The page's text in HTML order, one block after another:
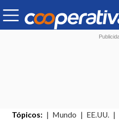
Tópicos: Mundo EE.UU.